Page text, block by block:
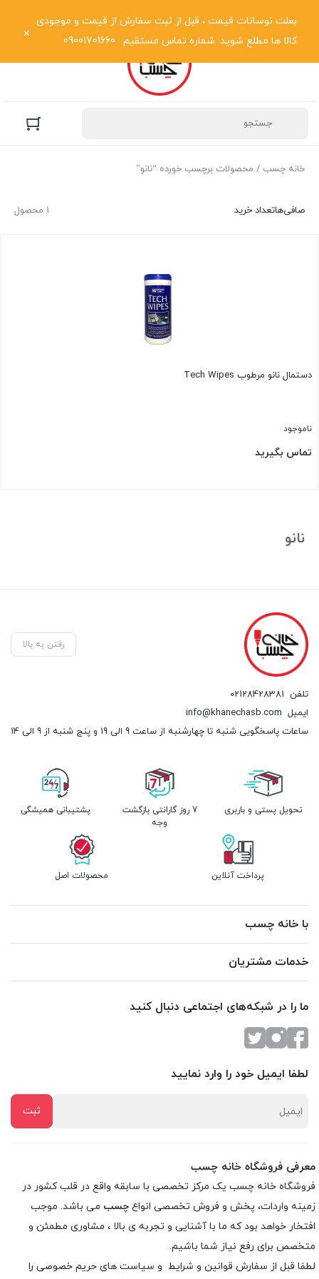
بعلت نوسانات قیمت ، قبل از ثبت سفارش از قیمت و موجودی
کالا ها مطلع شوید. شماره تماس مستقیم : 09001701660
خانه چسب / محصولات برچسب خورده “نانو”
1 محصول صافی‌هاتعداد خرید
دستمال نانو مرطوب Tech Wipes
ناموجود
تماس بگیرید
نانو
رفتن به بالا
تلفن 02128428381
ایمیل info@khanechasb.com
ساعات پاسخگویی شنبه تا چهارشنبه از ساعت 9 الی 19 و پنج شنبه از 9 الی 14
تحویل پستی و باربری
7 روز گارانتی بازگشت
وجه
پشتیبانی همیشگی
پرداخت آنلاین محصولات اصل
با خانه چسب
خدمات مشتریان
ما را در شبکه‌های اجتماعی دنبال کنید
لطفا ایمیل خود را وارد نمایید
معرفی فروشگاه خانه چسب
فروشگاه خانه چسب یک مرکز تخصصی با سابقه واقع در قلب کشور در
زمینه واردات، پخش و فروش تخصصی انواع چسب می باشد. موجب
افتخار خواهد بود که ما با آشنایی و تجربه ی بالا ، مشاوری مطمئن و
متخصص برای رفع نیاز شما باشیم.
لطفا قبل از سفارش قوانین و شرایط و سیاست های حریم خصوصی را